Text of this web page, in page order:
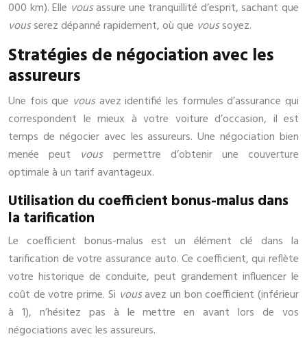
000 km). Elle vousassure une tranquillité d’esprit, sachant que
vousserez dépanné rapidement, où que voussoyez.
Stratégies de négociation avec les
assureurs
Une fois que vousavez identifié les formules d’assurance qui
correspondent le mieux à votre voiture d’occasion, il est
temps de négocier avec les assureurs. Une négociation bien
menée peut vous permettre d’obtenir une couverture
optimale à un tarif avantageux.
Utilisation du coefficient bonus-malus dans
la tarification
Le coefficient bonus-malus est un élément clé dans la
tarification de votre assurance auto. Ce coefficient, qui reflète
votre historique de conduite, peut grandement influencer le
coût de votre prime. Si vousavez un bon coefficient (inférieur
à 1), n’hésitez pas à le mettre en avant lors de vos
négociations avec les assureurs.